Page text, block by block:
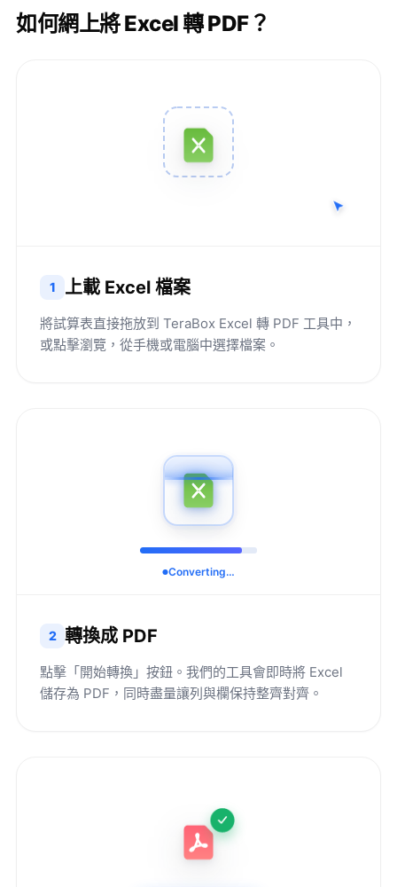
如何網上將 Excel 轉 PDF？
1 上載 Excel 檔案
將試算表直接拖放到 TeraBox Excel 轉 PDF 工具中，
或點擊瀏覽，從手機或電腦中選擇檔案。
Converting…
2 轉換成 PDF
點擊「開始轉換」按鈕。我們的工具會即時將 Excel
儲存為 PDF，同時盡量讓列與欄保持整齊對齊。